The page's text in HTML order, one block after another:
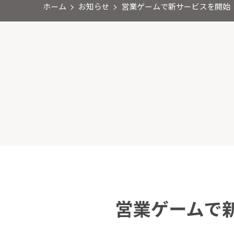
ホーム お知らせ 営業ゲームで新サービスを開始
営業ゲームで